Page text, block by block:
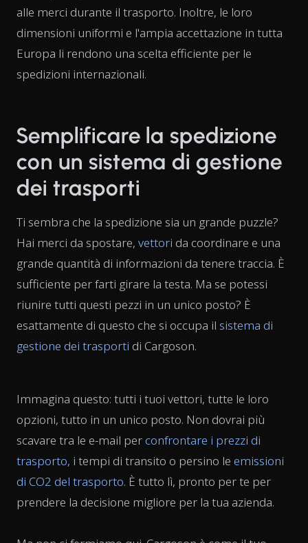
alle merci durante il trasporto. Inoltre, le loro
dimensioni uniformi e l'ampia accettazione in tutta
Europa li rendono una scelta efficiente per le
spedizioni internazionali.
Semplificare la spedizione
con un sistema di gestione
dei trasporti
Ti sembra che la spedizione sia un grande puzzle?
Hai merci da spostare, vettori da coordinare e una
grande quantità di informazioni da tenere traccia. È
sufficiente per farti girare la testa. Ma se potessi
riunire tutti questi pezzi in un unico posto? È
esattamente di questo che si occupa il sistema di
gestione dei trasporti di Cargoson.
Immagina questo: tutti i tuoi vettori, tutte le loro
opzioni, tutto in un unico posto. Non dovrai più
scavare tra le e-mail perconfrontare i prezzi di
trasporto, i tempi di transito o persino le emissioni
di CO2 del trasporto. È tutto lì, pronto per te per
prendere la decisione migliore per la tua azienda.